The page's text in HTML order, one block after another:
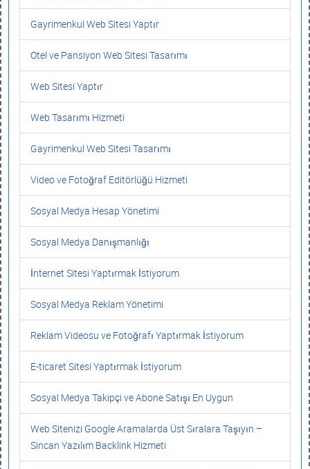
Gayrimenkul Web Sitesi Yaptır
Otel ve Pansiyon Web Sitesi Tasarımı
Web Sitesi Yaptır
Web Tasarımı Hizmeti
Gayrimenkul Web Sitesi Tasarımı
Video ve Fotoğraf Editörlüğü Hizmeti
Sosyal Medya Hesap Yönetimi
Sosyal Medya Danışmanlığı
İnternet Sitesi Yaptırmak İstiyorum
Sosyal Medya Reklam Yönetimi
Reklam Videosu ve Fotoğrafı Yaptırmak İstiyorum
E-ticaret Sitesi Yaptırmak İstiyorum
Sosyal Medya Takipçi ve Abone Satışı En Uygun
Web Sitenizi Google Aramalarda Üst Sıralara Taşıyın –
Sincan Yazılım Backlink Hizmeti